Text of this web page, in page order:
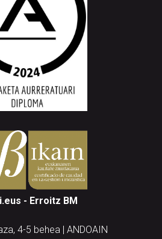
- Erroitz BM
4-5 behea | ANDOAIN